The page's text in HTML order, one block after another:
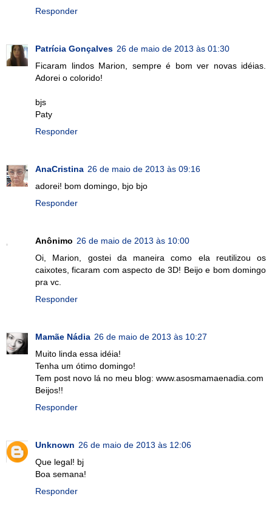
Responder
Patrícia Gonçalves 26 de maio de 2013 às 01:30
Ficaram lindos Marion, sempre é bom ver novas idéias.
Adorei o colorido!
bjs
Paty
Responder
AnaCristina 26 de maio de 2013 às 09:16
adorei! bom domingo, bjo bjo
Responder
Anônimo 26 de maio de 2013 às 10:00
Oi, Marion, gostei da maneira como ela reutilizou os
caixotes, ficaram com aspecto de 3D! Beijo e bom domingo
pra vc.
Responder
Mamãe Nádia 26 de maio de 2013 às 10:27
Muito linda essa idéia!
Tenha um ótimo domingo!
Tem post novo lá no meu blog: www.asosmamaenadia.com
Beijos!!
Responder
Unknown 26 de maio de 2013 às 12:06
Que legal! bj
Boa semana!
Responder